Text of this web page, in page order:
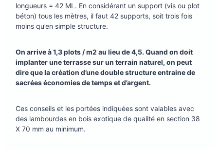
longueurs = 42 ML. En considérant un support (vis ou plot
béton) tous les mètres, il faut 42 supports, soit trois fois
moins qu’en simple structure.
On arrive à 1,3 plots / m2 au lieu de 4,5. Quand on doit
implanter une terrasse sur un terrain naturel, on peut
dire que la création d’une double structure entraine de
sacrées économies de temps et d’argent.
Ces conseils et les portées indiquées sont valables avec
des lambourdes en bois exotique de qualité en section 38
X 70 mm au minimum.